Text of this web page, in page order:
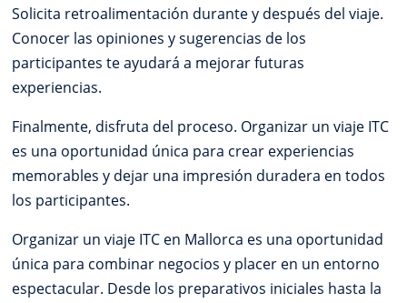
Solicita retroalimentación durante y después del viaje.
Conocer las opiniones y sugerencias de los
participantes te ayudará a mejorar futuras
experiencias.
Finalmente, disfruta del proceso. Organizar un viaje ITC
es una oportunidad única para crear experiencias
memorables y dejar una impresión duradera en todos
los participantes.
Organizar un viaje ITC en Mallorca es una oportunidad
única para combinar negocios y placer en un entorno
espectacular. Desde los preparativos iniciales hasta la